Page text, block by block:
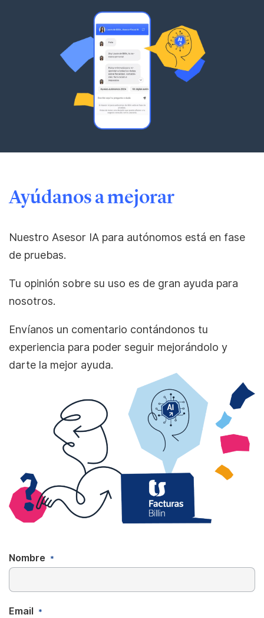
Ayúdanos a mejorar
Nuestro Asesor IA para autónomos está en fase
de pruebas.
Tu opinión sobre su uso es de gran ayuda para
nosotros.
Envíanos un comentario contándonos tu
experiencia para poder seguir mejorándolo y
darte la mejor ayuda.
Nombre *
Email *